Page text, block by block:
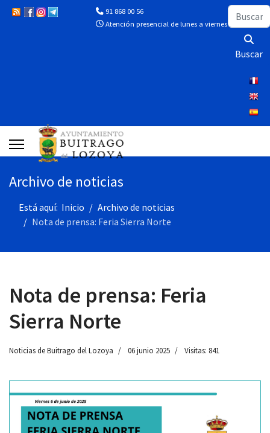
91 868 00 56
Atención presencial de lunes a viernes de 10:00 a
Buscar
Buscar
Archivo de noticias
Está aquí: Inicio
Archivo de noticias
Nota de prensa: Feria Sierra Norte
Nota de prensa: Feria
Sierra Norte
Noticias de Buitrago del Lozoya 06 junio 2025 Visitas: 841